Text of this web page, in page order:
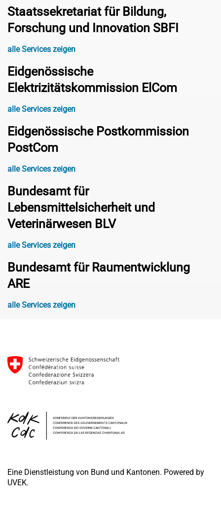
Staatssekretariat für Bildung,
Forschung und Innovation SBFI
alle Services zeigen
Eidgenössische
Elektrizitätskommission ElCom
alle Services zeigen
Eidgenössische Postkommission
PostCom
alle Services zeigen
Bundesamt für
Lebensmittelsicherheit und
Veterinärwesen BLV
alle Services zeigen
Bundesamt für Raumentwicklung
ARE
alle Services zeigen
Eine Dienstleistung von Bund und Kantonen. Powered by
UVEK.